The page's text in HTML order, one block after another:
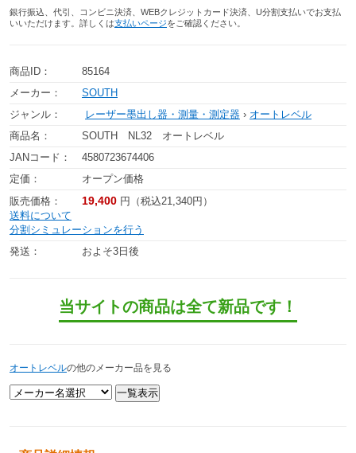
銀行振込、代引、コンビニ決済、WEBクレジットカード決済、U分割支払いでお支払
いいただけます。詳しくは支払いページをご確認ください。
商品ID：
85164
メーカー：
SOUTH
ジャンル：
レーザー墨出し器・測量・測定器 › オートレベル
商品名：
SOUTH NL32 オートレベル
JANコード：
4580723674406
定価：
オープン価格
販売価格：
19,400 円（税込21,340円）
送料について
分割シミュレーションを行う
発送：
およそ3日後
当サイトの商品は全て新品です！
オートレベルの他のメーカー品を見る